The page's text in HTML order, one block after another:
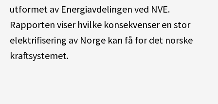
utformet av Energiavdelingen ved NVE.
Rapporten viser hvilke konsekvenser en stor
elektrifisering av Norge kan få for det norske
kraftsystemet.